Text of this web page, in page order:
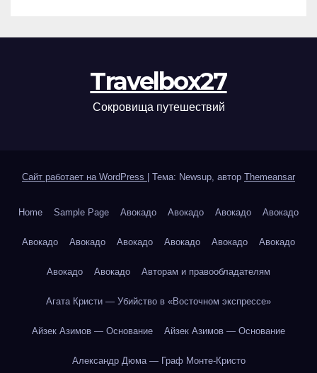
Travelbox27
Сокровища путешествий
Сайт работает на WordPress Тема: Newsup, автор Themeansar
Home Sample Page Авокадо Авокадо Авокадо Авокадо
Авокадо Авокадо Авокадо Авокадо Авокадо Авокадо
Авокадо Авокадо Авторам и правообладателям
Агата Кристи — Убийство в «Восточном экспрессе»
Айзек Азимов — Основание Айзек Азимов — Основание
Александр Дюма — Граф Монте-Кристо